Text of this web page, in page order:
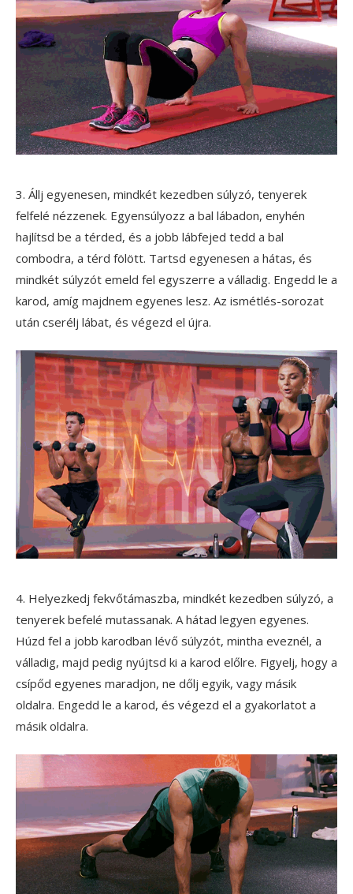
3. Állj egyenesen, mindkét kezedben súlyzó, tenyerek
felfelé nézzenek. Egyensúlyozz a bal lábadon, enyhén
hajlítsd be a térded, és a jobb lábfejed tedd a bal
combodra, a térd fölött. Tartsd egyenesen a hátas, és
mindkét súlyzót emeld fel egyszerre a válladig. Engedd le a
karod, amíg majdnem egyenes lesz. Az ismétlés-sorozat
után cserélj lábat, és végezd el újra.
4. Helyezkedj fekvőtámaszba, mindkét kezedben súlyzó, a
tenyerek befelé mutassanak. A hátad legyen egyenes.
Húzd fel a jobb karodban lévő súlyzót, mintha eveznél, a
válladig, majd pedig nyújtsd ki a karod előlre. Figyelj, hogy a
csípőd egyenes maradjon, ne dőlj egyik, vagy másik
oldalra. Engedd le a karod, és végezd el a gyakorlatot a
másik oldalra.